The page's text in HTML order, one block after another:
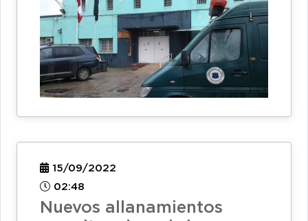
15/09/2022
02:48
Nuevos allanamientos